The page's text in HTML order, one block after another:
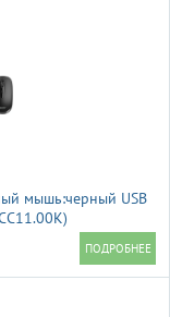
мышь:черный USB